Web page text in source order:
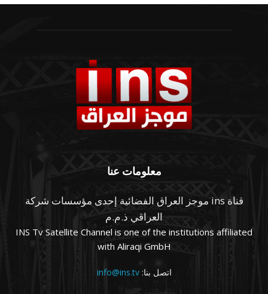
معلومات عنا
قناة ins موجز العراق الفضائية إحدى مؤسسات شركة
العراقي ذ.م.م
INS Tv Satellite Channel is one of the institutions affiliated
with Aliraqi GmbH
اتصل بنا:info@ins.tv